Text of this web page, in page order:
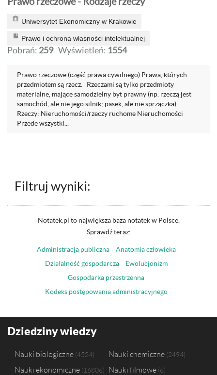
Uniwersytet Ekonomiczny w Krakowie
Prawo i ochrona własności intelektualnej
Pobrań: 259 Wyświetleń: 1554
Prawo rzeczowe (część prawa cywilnego) Prawa, których
przedmiotem są rzecz. Rzeczami są tylko przedmioty
materialne, mające samodzielny byt prawny (np. rzeczą jest
samochód, ale nie jego silnik; pasek, ale nie sprzączka).
Rzeczy: Nieruchomości/rzeczy ruchome Nieruchomości
Przede wszystki...
Filtruj wyniki:
Notatek.pl to największa baza notatek w Polsce.
Sprawdź teraz:
Administracja publiczna
Anatomia człowieka
Działalność gospodarcza
Ewolucjonizm
Gospodarka przestrzenna
Kodeks postępowania administracyjnego
Dziedziny wiedzy
Nauki biologiczne 4524 Nauki chemiczne 2494
Nauki ekonomiczne 16806 Nauki filmowe 6